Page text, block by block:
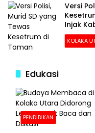
Versi
Injak
KOLAKA
Edukasi
PENDIDIKAN